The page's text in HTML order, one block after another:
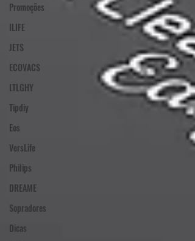
Promoções
ILIFE
JETS
ECOVACS
LTLGHY
Tipdiy
Eos
VersLife
Philips
DREAME
Sopradores
Dicas